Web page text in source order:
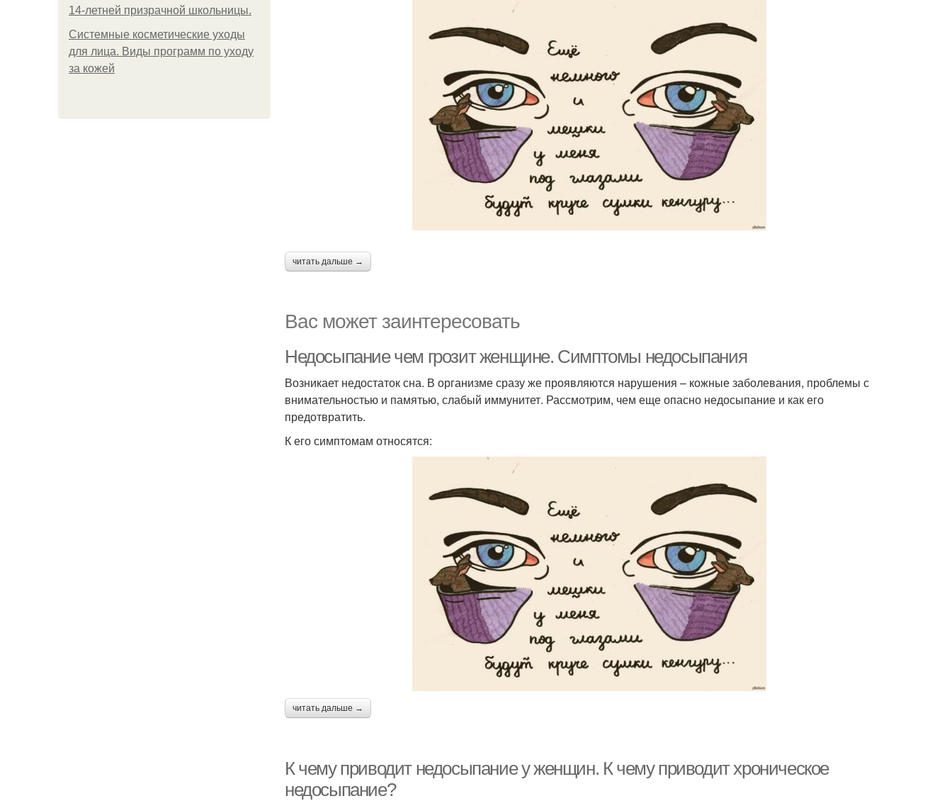
14-летней призрачной школьницы.
Системные косметические уходы
для лица. Виды программ по уходу
за кожей
читать дальше →
Вас может заинтересовать
Недосыпание чем грозит женщине. Симптомы недосыпания
Возникает недостаток сна. В организме сразу же проявляются нарушения – кожные заболевания, проблемы с
внимательностью и памятью, слабый иммунитет. Рассмотрим, чем еще опасно недосыпание и как его
предотвратить.
К его симптомам относятся:
читать дальше →
К чему приводит недосыпание у женщин. К чему приводит хроническое
недосыпание?